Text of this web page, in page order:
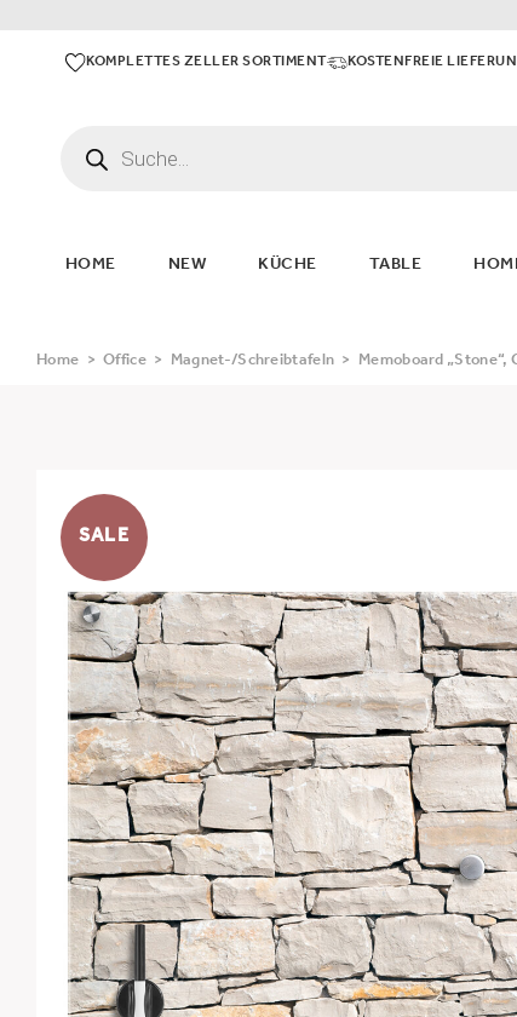
KOMPLETTES ZELLER SORTIMENT KOSTENFREIE
HOME NEW KÜCHE TABLE
Home > Office > Magnet-/Schreibtafeln > Memoboard „Stone“,
SALE